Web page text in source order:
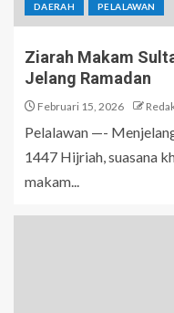
DAERAH PELALAWAN
Ziarah Makam
Jelang Ramadan
Februari 15, 2026
Pelalawan —-
1447 Hijriah, suasana
makam...